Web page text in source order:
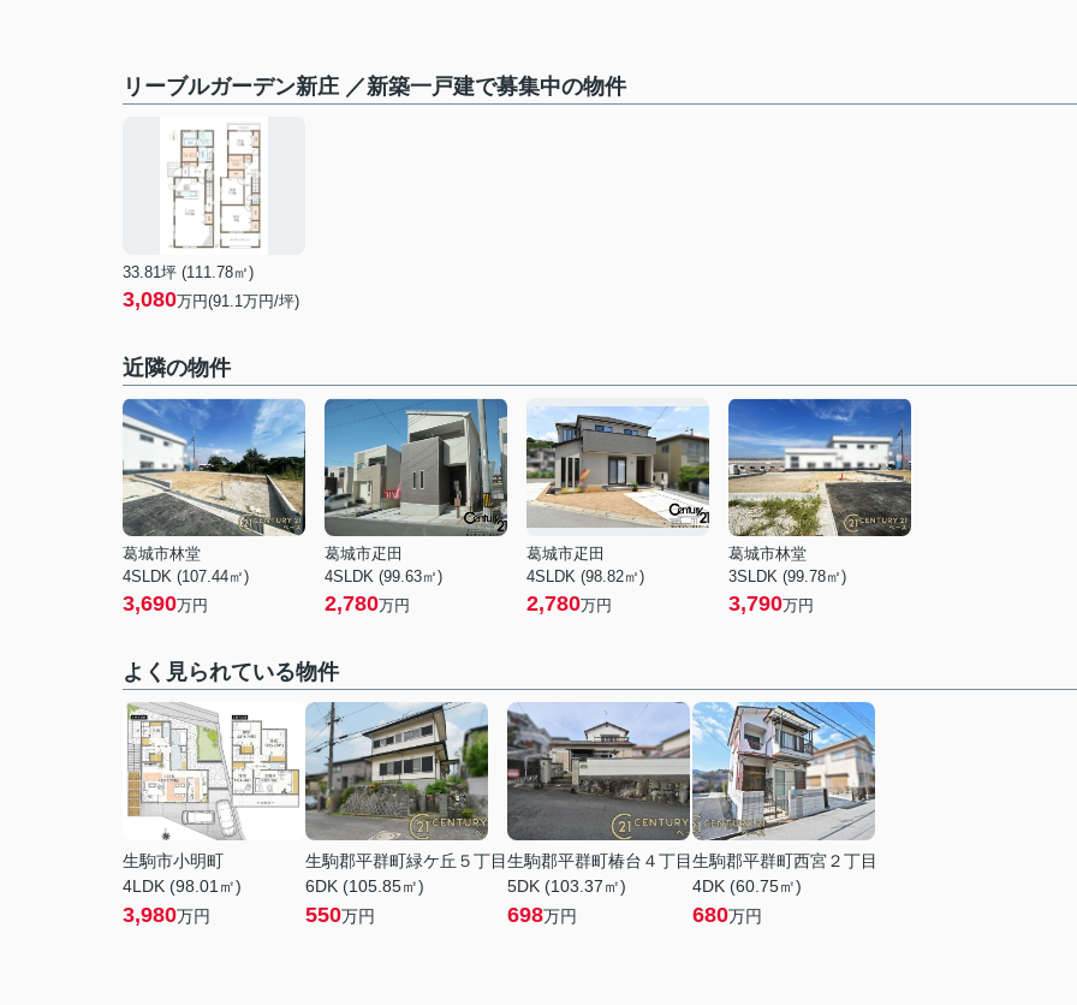
リーブルガーデン新庄 ／新築一戸建で募集中の物件
33.81坪 (111.78㎡)
3,080万円(91.1万円/坪)
近隣の物件
葛城市林堂
4SLDK (107.44㎡)
3,690万円
葛城市疋田
4SLDK (99.63㎡)
2,780万円
葛城市疋田
4SLDK (98.82㎡)
2,780万円
葛城市林堂
3SLDK (99.78㎡)
3,790万円
よく見られている物件
生駒市小明町
4LDK (98.01㎡)
3,980万円
生駒郡平群町緑ケ丘５丁目
6DK (105.85㎡)
550万円
生駒郡平群町椿台４丁目
5DK (103.37㎡)
698万円
生駒郡平群町西宮２丁目
4DK (60.75㎡)
680万円